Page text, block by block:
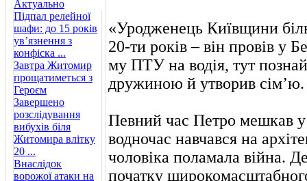
Актуально
Підпал релейної
шафи: до 15 років
ув’язнення з
конфіска ...
Завтра Житомир
прощатиметься з
Героєм
Завершено
розслідування
вибухів біля
Житомира влітку
20 ...
Внаслідок
ворожої атаки на
«Уродженець Київщини
20-ти років – він провів у
му ПТУ на водія, тут
дружиною й утворив сім’ю.
Певний час Петро мешкав
водночас навчався на
чоловіка поламала війна.
початку